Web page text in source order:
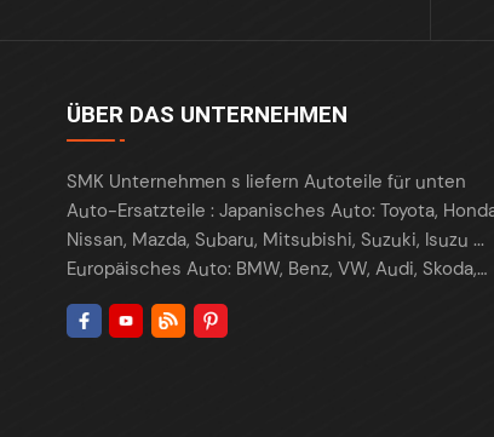
ÜBER DAS UNTERNEHMEN
SMK Unternehmen s liefern Autoteile für unten
Auto-Ersatzteile : Japanisches Auto: Toyota,
Nissan, Mazda, Subaru, Mitsubishi, Suzuki, Isuzu ...
Europäisches Auto: BMW, Benz, VW, Audi, Skoda,
Opel, Land Rover ... Amerikanisches Auto: Tesla,